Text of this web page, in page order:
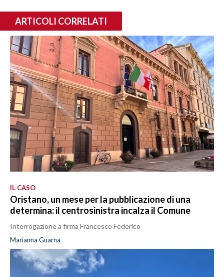
ARTICOLI CORRELATI
IL CASO
Oristano, un mese per la pubblicazione di una
determina: il centrosinistra incalza il Comune
Interrogazione a firma Francesco Federico
Marianna Guarna